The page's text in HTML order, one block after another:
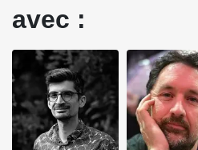
avec :